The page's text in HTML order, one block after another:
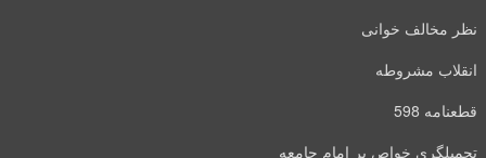
نظر مخالف خوانی
انقلاب مشروطه
قطعنامه 598
تحمیلگری خواص بر امام جامعه